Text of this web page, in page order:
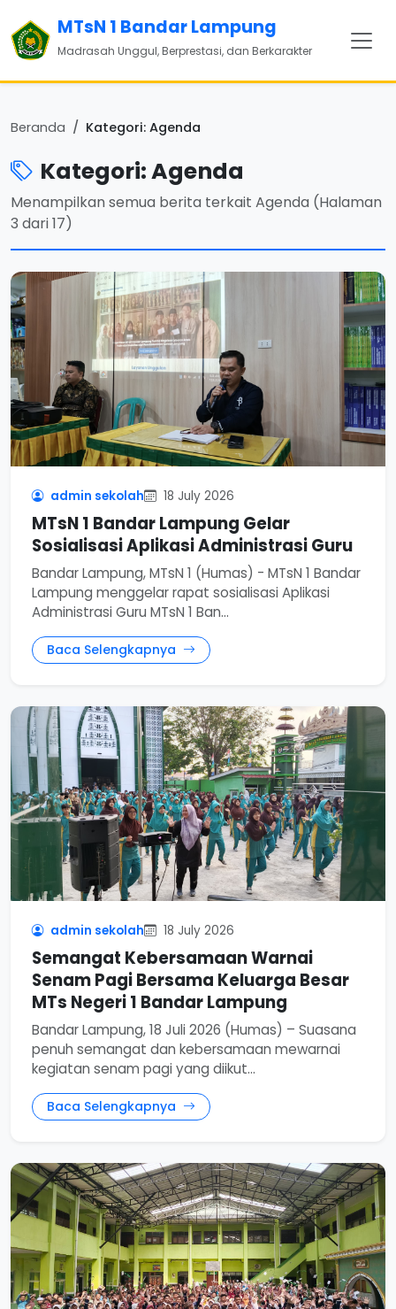
MTsN 1 Bandar Lampung
Madrasah Unggul, Berprestasi, dan Berkarakter
Beranda Kategori: Agenda
Kategori: Agenda
Menampilkan semua berita terkait Agenda (Halaman
3 dari 17)
admin sekolah 18 July 2026
MTsN 1 Bandar Lampung Gelar
Sosialisasi Aplikasi Administrasi Guru
Bandar Lampung, MTsN 1 (Humas) - MTsN 1 Bandar
Lampung menggelar rapat sosialisasi Aplikasi
Administrasi Guru MTsN 1 Ban...
Baca Selengkapnya
admin sekolah 18 July 2026
Semangat Kebersamaan Warnai
Senam Pagi Bersama Keluarga Besar
MTs Negeri 1 Bandar Lampung
Bandar Lampung, 18 Juli 2026 (Humas) – Suasana
penuh semangat dan kebersamaan mewarnai
kegiatan senam pagi yang diikut...
Baca Selengkapnya